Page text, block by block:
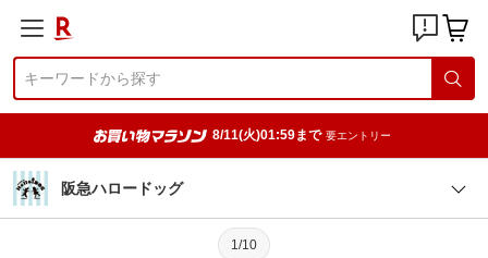
8/11(火)01:59まで 要エントリー
阪急ハロードッグ
1/10